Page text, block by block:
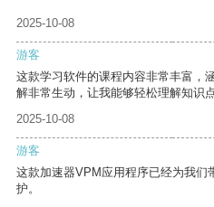
2025-10-08
游客
这款学习软件的课程内容非常丰富，
解非常生动，让我能够轻松理解知识点
2025-10-08
游客
这款加速器VPM应用程序已经为我们
护。